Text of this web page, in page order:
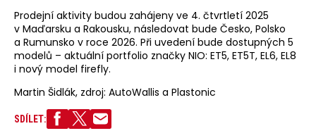
Prodejní aktivity budou zahájeny ve 4. čtvrtletí 2025
v Maďarsku a Rakousku, následovat bude Česko, Polsko
a Rumunsko v roce 2026. Při uvedení bude dostupných 5
modelů – aktuální portfolio značky NIO: ET5, ET5T, EL6, EL8
i nový model firefly.
Martin Šidlák, zdroj: AutoWallis a Plastonic
SDÍLET: